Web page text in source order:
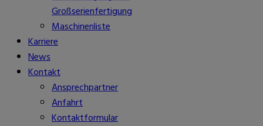
Großserienfertigung
Maschinenliste
Karriere
News
Kontakt
Ansprechpartner
Anfahrt
Kontaktformular